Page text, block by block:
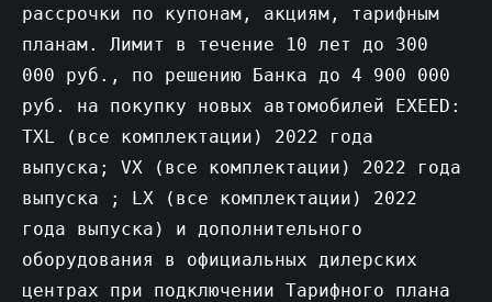
рассрочки по купонам, акциям, тарифным
планам. Лимит в течение 10 лет до 300
000 руб., по решению Банка до 4 900 000
руб. на покупку новых автомобилей EXEED:
TXL (все комплектации) 2022 года
выпуска; VX (все комплектации) 2022 года
выпуска ; LX (все комплектации) 2022
года выпуска) и дополнительного
оборудования в официальных дилерских
центрах при подключении Тарифного плана